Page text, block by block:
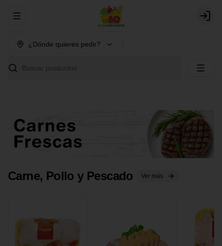
Abrir menu de navegación Login
¿Dónde quieres pedir?
Buscar productos
Carne, Pollo y Pescado Ver más